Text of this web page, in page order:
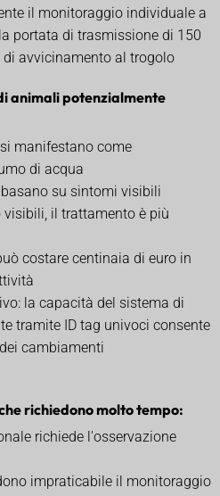
il monitoraggio individuale a
portata di trasmissione di 150
avvicinamento al trogolo
animali potenzialmente
manifestano come
di acqua
su sintomi visibili
il trattamento è più
costare centinaia di euro in
la capacità del sistema di
tramite ID tag univoci consente
cambiamenti
richiedono molto tempo:
richiede l'osservazione
impraticabile il monitoraggio